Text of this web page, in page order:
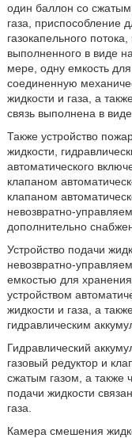
один баллон со
газа, приспособление
газокапельного
выполненного в виде
мере, одну емкость
соединенную
жидкости и газа, а
связь выполнена в
Также устройство
жидкости,
автоматического
клапаном
клапаном
невозвратно-
дополнительно
Устройство подачи
невозвратно-
емкостью для
устройством
жидкости и газа, а
гидравлическим
Гидравлический
газовый редуктор и
сжатым газом, а также
подачи жидкости
газа.
Камера смешения